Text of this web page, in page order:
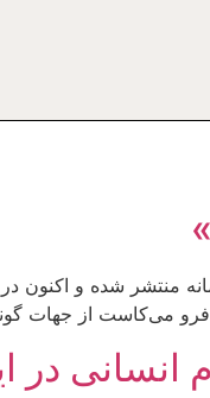
فرو می‌کاست از جهات
انسانی در